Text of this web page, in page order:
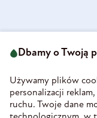
58-160 Świebodzice
REGON 890213034
INFORMACJE
Dbamy o Twoją
Używamy plików
personalizacji
ruchu. Twoje dane